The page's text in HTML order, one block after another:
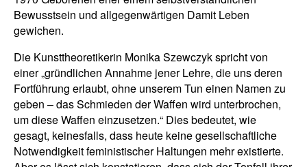
Bewusstsein und allgegenwärtigen Damit Leben
gewichen.
Die Kunsttheoretikerin Monika Szewczyk spricht von
einer „gründlichen Annahme jener Lehre, die uns deren
Fortführung erlaubt, ohne unserem Tun einen Namen zu
geben – das Schmieden der Waffen wird unterbrochen,
um diese Waffen einzusetzen.“ Dies bedeutet, wie
gesagt, keinesfalls, dass heute keine gesellschaftliche
Notwendigkeit feministischer Haltungen mehr existierte.